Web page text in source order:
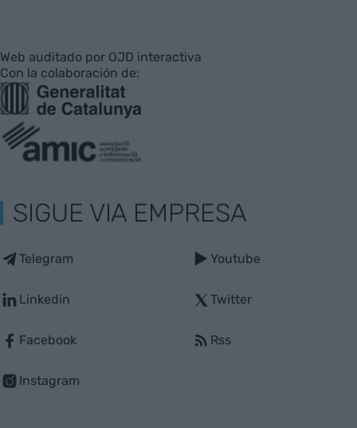
Web auditado por OJD interactiva
Con la colaboración de:
SIGUE VIA EMPRESA
Telegram
Linkedin
Facebook
Instagram
Youtube
Twitter
Rss